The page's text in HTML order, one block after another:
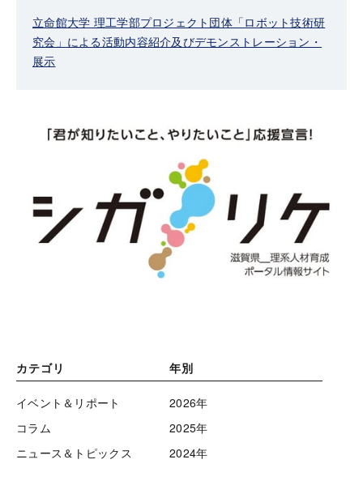
カテゴリ
イベント＆リポート
コラム
ニュース＆トピックス
年別
2026年
2025年
2024年
立命館大学 理工学部プロジェクト団体「ロボット技術研
究会」による活動内容紹介及びデモンストレーション・
展示